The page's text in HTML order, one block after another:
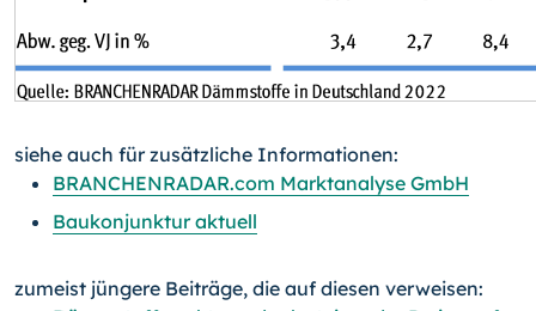
siehe auch für zusätzliche Informationen:
BRANCHENRADAR.com Marktanalyse GmbH
Baukonjunktur aktuell
zumeist jüngere Beiträge, die auf diesen verweisen: